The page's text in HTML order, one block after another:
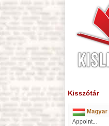
Kisszótár
Magyar
Appoint...